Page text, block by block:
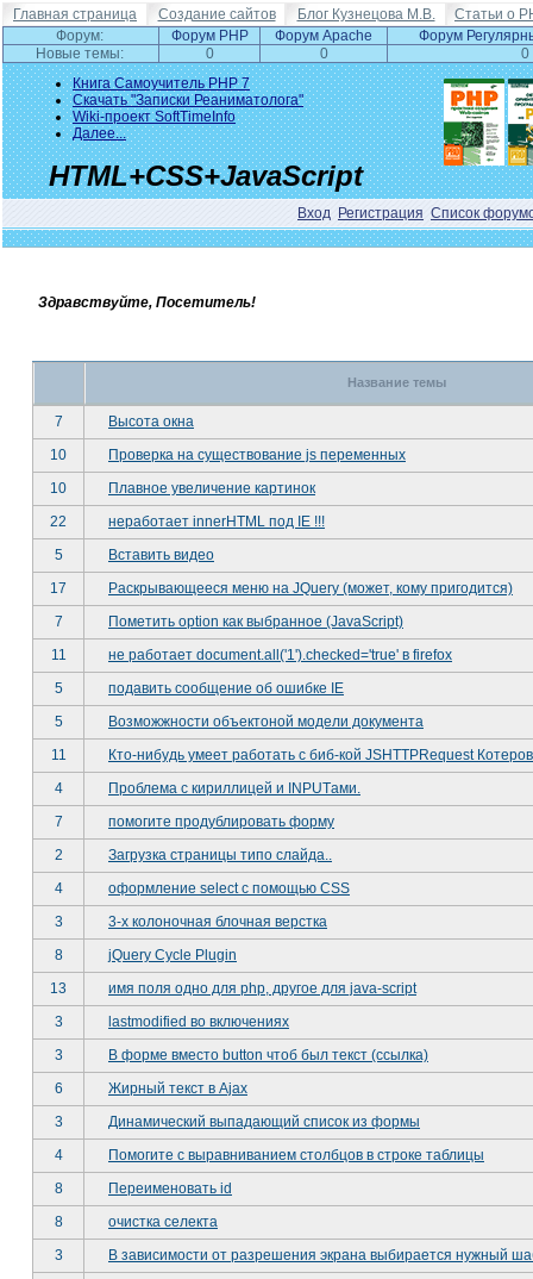
Главная страница Создание сайтов Блог Кузнецова М.В.
Статьи о
Форум:
Форум PHP Форум Apache
Форум
Новые темы:
0 0
0
Книга Самоучитель PHP 7
Скачать "Записки Реаниматолога"
Wiki-проект SoftTimeInfo
Далее...
HTML+CSS+JavaScript
Вход Регистрация Список
Здравствуйте, Посетитель!
Название темы
7
Высота окна
10
Проверка на существование js переменных
10
Плавное увеличение картинок
22
неработает innerHTML под IE !!!
5
Вставить видео
17
Раскрывающееся меню на JQuery (может, кому пригодится)
7
Пометить option как выбранное (JavaScript)
11
не работает document.all('1').checked='true' в firefox
5
подавить сообщение об ошибке IE
5
Возможжности объектоной модели документа
11
Кто-нибудь умеет работать с биб-кой JSHTTPRequest
4
Проблема с кириллицей и INPUTами.
7
помогите продублировать форму
2
Загрузка страницы типо слайда..
4
оформление select с помощью CSS
3
3-х колоночная блочная верстка
8
jQuery Cycle Plugin
13
имя поля одно для php, другое для java-script
3
lastmodified во включениях
3
В форме вместо button чтоб был текст (ссылка)
6
Жирный текст в Ajax
3
Динамический выпадающий список из формы
4
Помогите с выравниванием столбцов в строке таблицы
8
Переименовать id
8
очистка селекта
3
В зависимости от разрешения экрана выбирается нужный